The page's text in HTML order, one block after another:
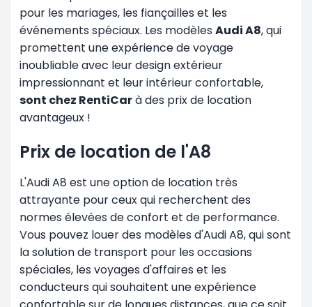
pour les mariages, les fiançailles et les
événements spéciaux. Les modèles Audi A8, qui
promettent une expérience de voyage
inoubliable avec leur design extérieur
impressionnant et leur intérieur confortable,
sont chez RentiCarà des prix de location
avantageux !
Prix de location de l'A8
L'Audi A8 est une option de location très
attrayante pour ceux qui recherchent des
normes élevées de confort et de performance.
Vous pouvez louer des modèles d'Audi A8, qui sont
la solution de transport pour les occasions
spéciales, les voyages d'affaires et les
conducteurs qui souhaitent une expérience